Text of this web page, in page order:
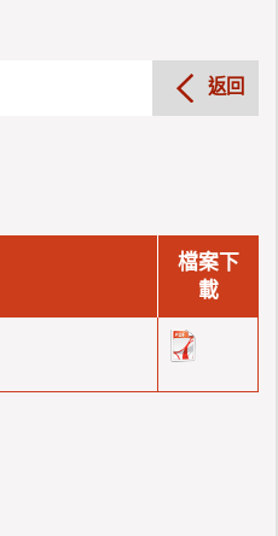
返回
檔案下
載